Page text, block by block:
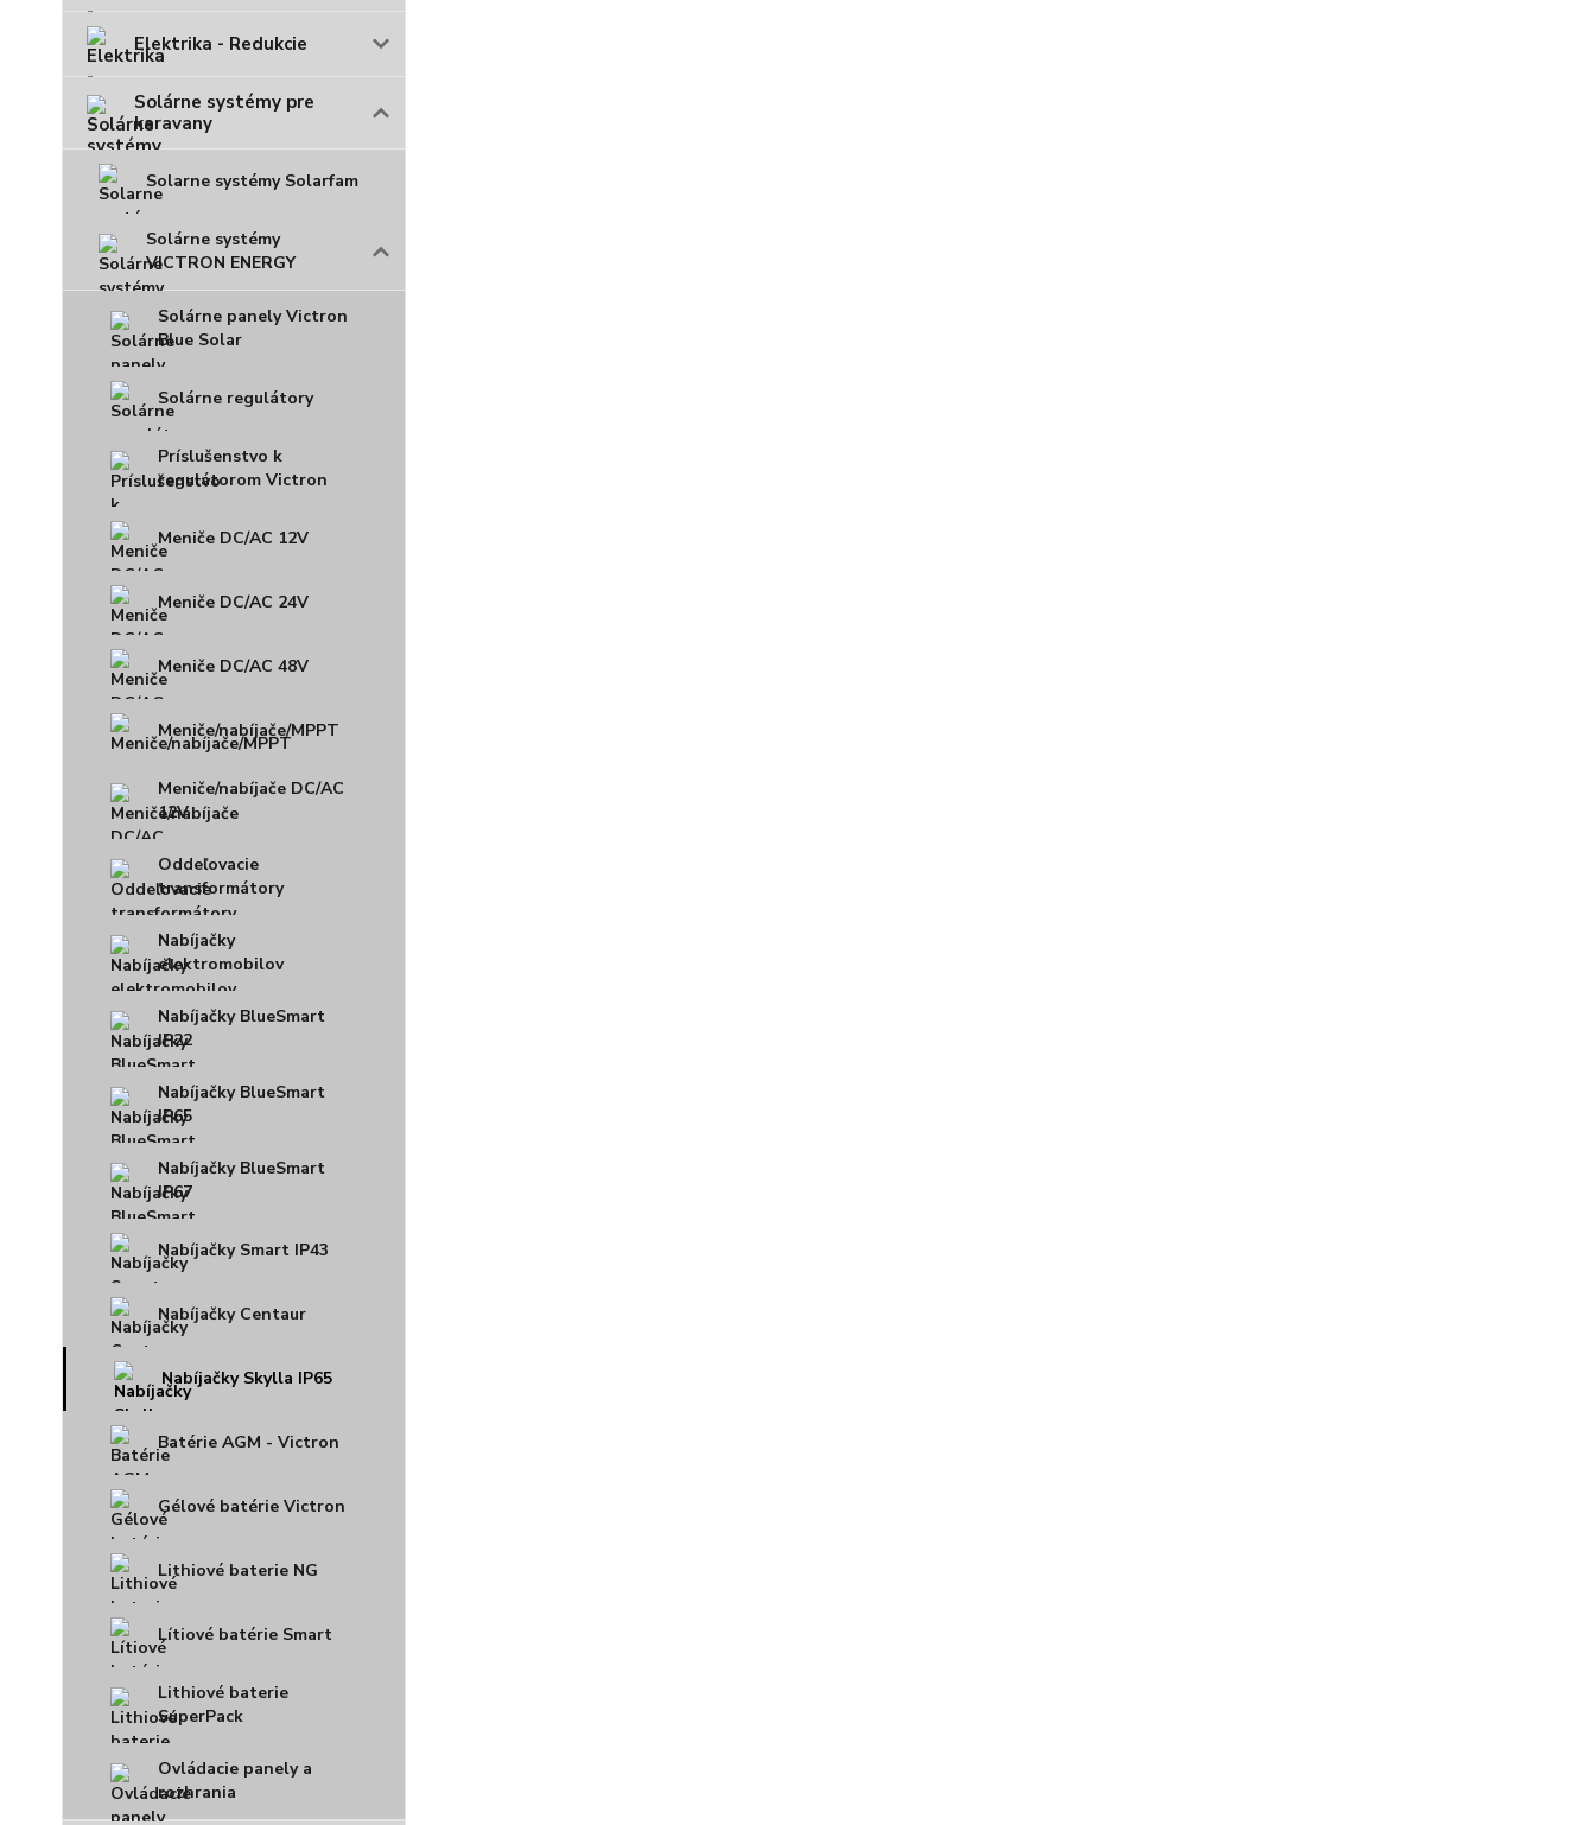
Elektrika - Redukcie
Solárne systémy pre
karavany
Solarne systémy Solarfam
Solárne systémy
VICTRON ENERGY
Solárne panely Victron
Blue Solar
Solárne regulátory
Príslušenstvo k
regulátorom Victron
Meniče DC/AC 12V
Meniče DC/AC 24V
Meniče DC/AC 48V
Meniče/nabíjače/MPPT
Meniče/nabíjače DC/AC
12V
Oddeľovacie
transformátory
Nabíjačky
elektromobilov
Nabíjačky BlueSmart
IP22
Nabíjačky BlueSmart
IP65
Nabíjačky BlueSmart
IP67
Nabíjačky Smart IP43
Nabíjačky Centaur
Nabíjačky Skylla IP65
Batérie AGM - Victron
Gélové batérie Victron
Lithiové baterie NG
Lítiové batérie Smart
Lithiové baterie
SuperPack
Ovládacie panely a
rozhrania